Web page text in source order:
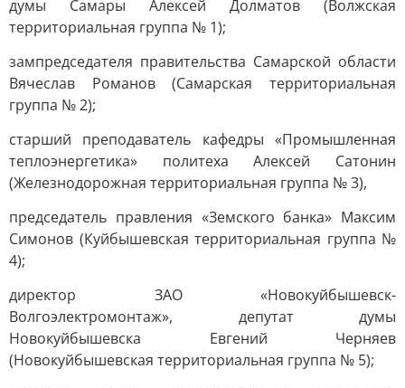
думы Самары Алексей Долматов (Волжская
территориальная группа № 1);
зампредседателя правительства Самарской области
Вячеслав Романов (Самарская территориальная
группа № 2);
старший преподаватель кафедры «Промышленная
теплоэнергетика» политеха Алексей Сатонин
(Железнодорожная территориальная группа № 3),
председатель правления «Земского банка» Максим
Симонов (Куйбышевская территориальная группа №
4);
директор ЗАО «Новокуйбышевск-
Волгоэлектромонтаж», депутат думы
Новокуйбышевска Евгений Черняев
(Новокуйбышевская территориальная группа № 5);